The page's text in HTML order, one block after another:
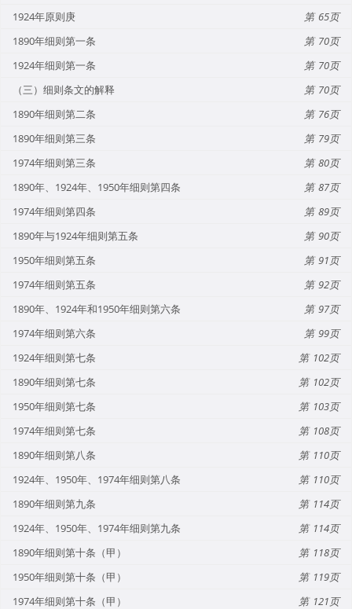
1924年原则庚
65
1890年细则第一条
70
1924年细则第一条
70
（三）细则条文的解释
70
1890年细则第二条
76
1890年细则第三条
79
1974年细则第三条
80
1890年、1924年、1950年细则第四条
87
1974年细则第四条
89
1890年与1924年细则第五条
90
1950年细则第五条
91
1974年细则第五条
92
1890年、1924年和1950年细则第六条
97
1974年细则第六条
99
1924年细则第七条
102
1890年细则第七条
102
1950年细则第七条
103
1974年细则第七条
108
1890年细则第八条
110
1924年、1950年、1974年细则第八条
110
1890年细则第九条
114
1924年、1950年、1974年细则第九条
114
1890年细则第十条（甲）
118
1950年细则第十条（甲）
119
1974年细则第十条（甲）
121